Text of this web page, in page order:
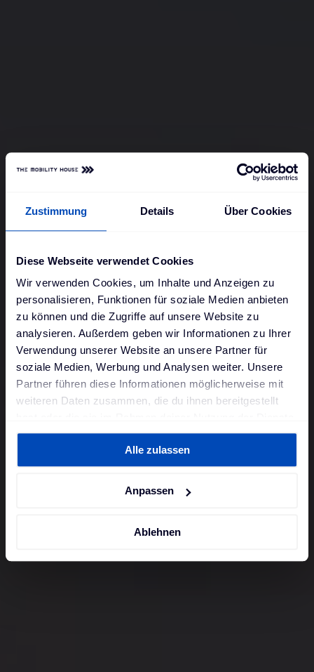
Zustimmung Details Über Cookies
Diese Webseite verwendet Cookies
Wir verwenden Cookies, um Inhalte und Anzeigen zu
personalisieren, Funktionen für soziale Medien anbieten
zu können und die Zugriffe auf unsere Website zu
analysieren. Außerdem geben wir Informationen zu Ihrer
Verwendung unserer Website an unsere Partner für
soziale Medien, Werbung und Analysen weiter. Unsere
Partner führen diese Informationen möglicherweise mit
weiteren Daten zusammen, die du ihnen bereitgestellt
gesammelt haben. Weitere Informationen findest du in
Datenschutzerklärungund unserem
Impressum.
Alle zulassen
Anpassen
Ablehnen